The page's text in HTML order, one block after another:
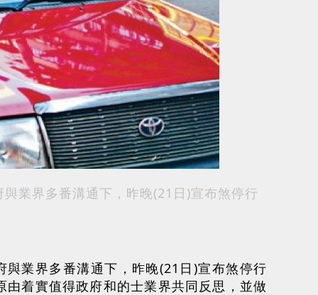
業界多番溝通下，昨晚(21日)宣布煞停行
業界多番溝通下，昨晚(21日)宣布煞停行
着實值得政府和的士業界共同反思，並做